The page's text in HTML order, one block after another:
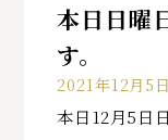
本日日曜
す。
2021年12月5日
本日12月5日